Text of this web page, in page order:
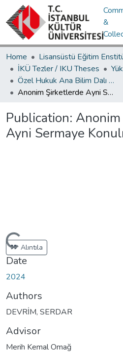
&
Home
İKÜ Tezler / IKU Theses
Özel Hukuk Ana Bilim Dalı / Department of Private Law
Anonim Şirketlerde Ayni Sermaye Konulması
Publication:
Ayni Sermaye
Alıntıla
Date
2024
Authors
DEVRİM, SERDAR
Advisor
Merih Kemal Omağ